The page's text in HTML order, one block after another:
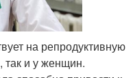
на репродуктивную
так и у женщин.